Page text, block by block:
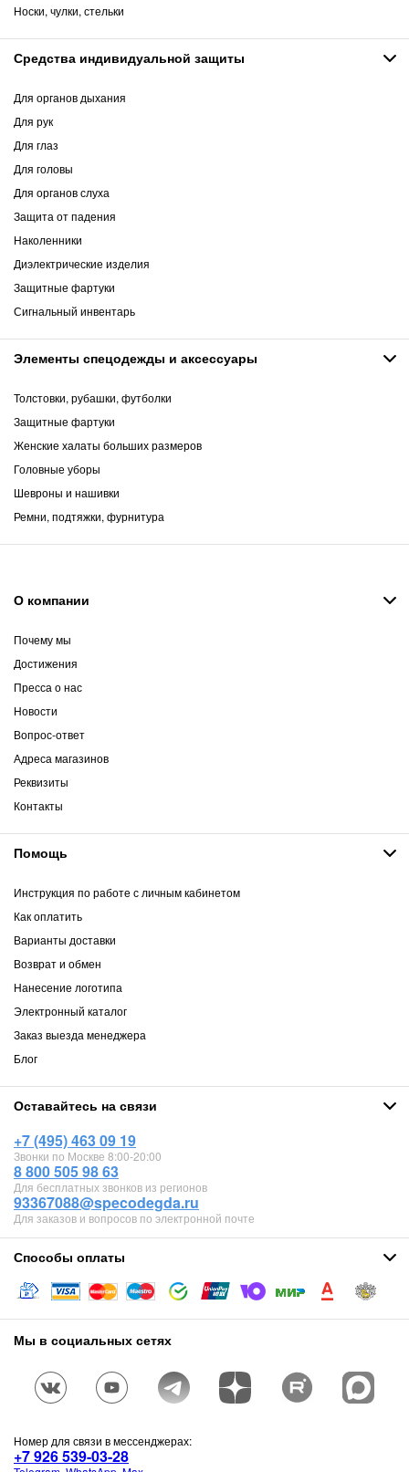
Носки, чулки, стельки
Средства индивидуальной защиты
Для органов дыхания
Для рук
Для глаз
Для головы
Для органов слуха
Защита от падения
Наколенники
Диэлектрические изделия
Защитные фартуки
Сигнальный инвентарь
Элементы спецодежды и аксессуары
Толстовки, рубашки, футболки
Защитные фартуки
Женские халаты больших размеров
Головные уборы
Шевроны и нашивки
Ремни, подтяжки, фурнитура
О компании
Почему мы
Достижения
Пресса о нас
Новости
Вопрос-ответ
Адреса магазинов
Реквизиты
Контакты
Помощь
Инструкция по работе с личным кабинетом
Как оплатить
Варианты доставки
Возврат и обмен
Нанесение логотипа
Электронный каталог
Заказ выезда менеджера
Блог
Оставайтесь на связи
+7 (495) 463 09 19
Звонки по Москве 8:00-20:00
8 800 505 98 63
Для бесплатных звонков из регионов
93367088@specodegda.ru
Для заказов и вопросов по электронной почте
Способы оплаты
Мы в социальных сетях
Номер для связи в мессенджерах:
+7 926 539-03-28